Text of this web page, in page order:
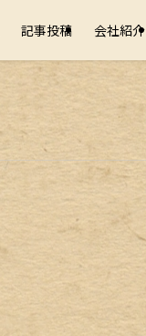
記事投稿 会社紹介